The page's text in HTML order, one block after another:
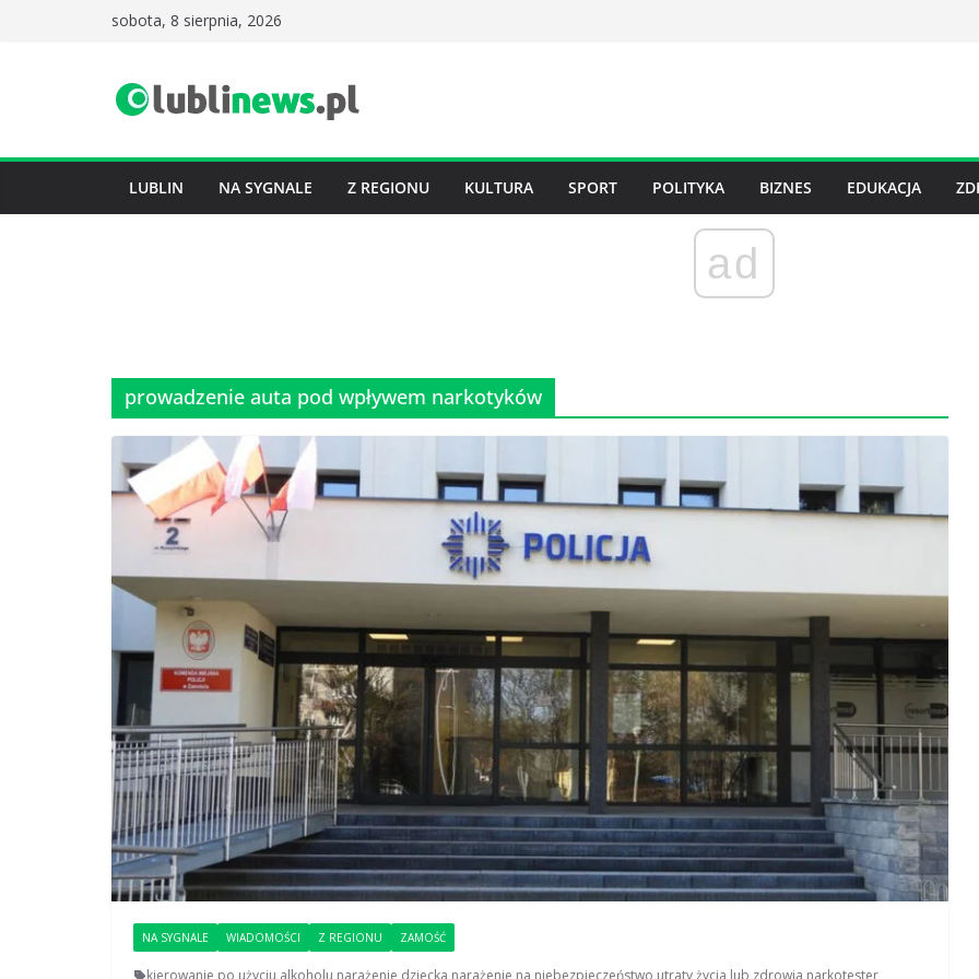
sobota, 8 sierpnia, 2026
LUBLIN NA SYGNALE Z REGIONU KULTURA SPORT POLITYKA BIZNES EDUKACJA
ad
prowadzenie auta pod wpływem narkotyków
NA SYGNALE WIADOMOŚCI Z REGIONU ZAMOŚĆ